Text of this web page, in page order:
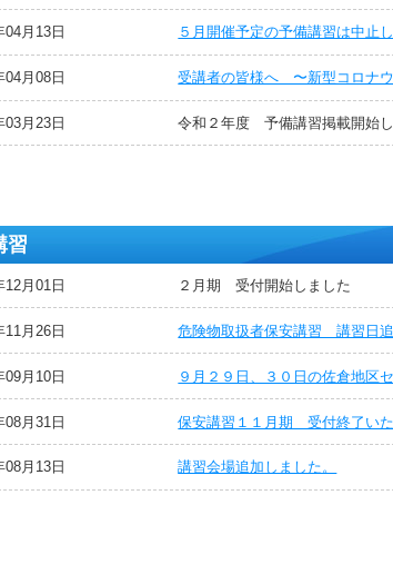
04月13日 ５月開催予定の予備講習は中止し
04月08日 受講者の皆様へ 〜新型コロナ
03月23日 令和２年度 予備講習掲載開始
習
12月01日 ２月期 受付開始しました
11月26日 危険物取扱者保安講習 講習日
09月10日 ９月２９日、３０日の佐倉地区
08月31日 保安講習１１月期 受付終了いた
08月13日 講習会場追加しました。